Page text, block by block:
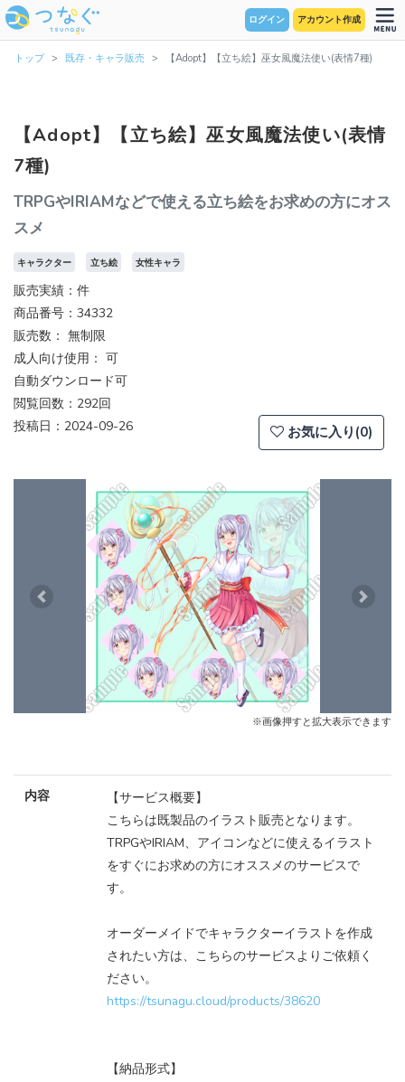
ログイン アカウント作成
トップ 既存・キャラ販売 【Adopt】【立ち絵】巫女風魔法使い(表情7種)
【Adopt】【立ち絵】巫女風魔法使い(表情
7種)
TRPGやIRIAMなどで使える立ち絵をお求めの方にオス
スメ
キャラクター 立ち絵 女性キャラ
販売実績：件
商品番号：34332
販売数： 無制限
成人向け使用： 可
自動ダウンロード可
閲覧回数：292回
投稿日：2024-09-26
お気に入り(0)
Previous Next
※画像押すと拡大表示できます
内容
【サービス概要】
こちらは既製品のイラスト販売となります。
TRPGやIRIAM、アイコンなどに使えるイラスト
をすぐにお求めの方にオススメのサービスで
す。
オーダーメイドでキャラクターイラストを作成
されたい方は、こちらのサービスよりご依頼く
ださい。
https://tsunagu.cloud/products/38620
【納品形式】